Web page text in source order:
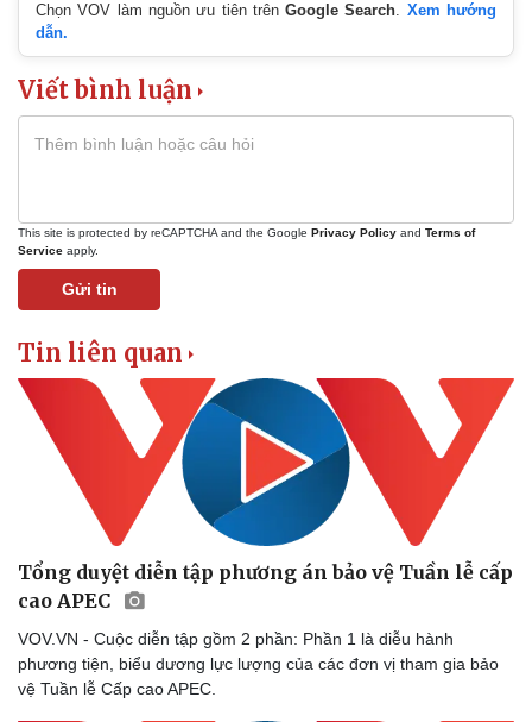
Tin nóng
Tư vấn luật
Việt Nam
Chọn VOV làm nguồn ưu tiên trênGoogle Search. Xem hướng
dẫn.
Viết bình luận
This site is protected by reCAPTCHA and the Google Privacy Policy and Terms of
Service apply.
Gửi tin
Tin liên quan
Tổng duyệt diễn tập phương án bảo vệ Tuần lễ cấp
cao APEC
VOV.VN - Cuộc diễn tập gồm 2 phần: Phần 1 là diễu hành
phương tiện, biểu dương lực lượng của các đơn vị tham gia bảo
vệ Tuần lễ Cấp cao APEC.